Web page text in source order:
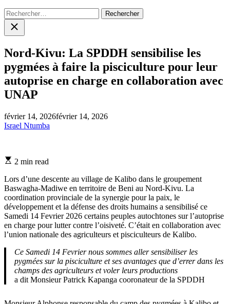
Rechercher :
Close
search
Nord-Kivu: La SPDDH sensibilise les
pygmées à faire la pisciculture pour leur
autoprise en charge en collaboration avec
UNAP
février 14, 2026février 14, 2026
Israel Ntumba
Estimated
time
2 min read
Lors d’une descente au village de Kalibo dans le groupement
Baswagha-Madiwe en territoire de Beni au Nord-Kivu. La
coordination provinciale de la synergie pour la paix, le
développement et la défense des droits humains a sensibilisé ce
Samedi 14 Fevrier 2026 certains peuples autochtones sur l’autoprise
en charge pour lutter contre l’oisiveté. C’était en collaboration avec
l’union nationale des agriculteurs et pisciculteurs de Kalibo.
Ce Samedi 14 Fevrier nous sommes aller sensibiliser les
pygmées sur la pisciculture et ses avantages que d’errer dans les
champs des agriculteurs et voler leurs productions
a dit Monsieur Patrick Kapanga cooronateur de la SPDDH